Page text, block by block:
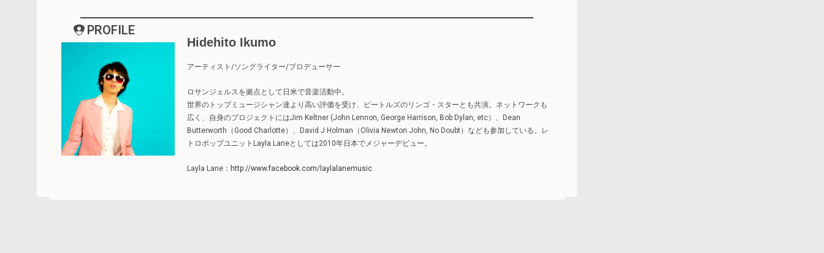
PROFILE
Hidehito Ikumo
アーティスト/ソングライター/プロデューサー
ロサンジェルスを拠点として日米で音楽活動中。
世界のトップミュージシャン達より高い評価を受け、ビートルズのリンゴ・スターとも共演。ネットワークも
広く、自身のプロジェクトにはJim Keltner (John Lennon, George Harrison, Bob Dylan, etc）、Dean
Butterworth（Good Charlotte）、David J Holman（Olivia Newton John, No Doubt）なども参加している。レ
トロポップユニットLayla Laneとしては2010年日本でメジャーデビュー。
Layla Lane： http://www.facebook.com/laylalanemusic